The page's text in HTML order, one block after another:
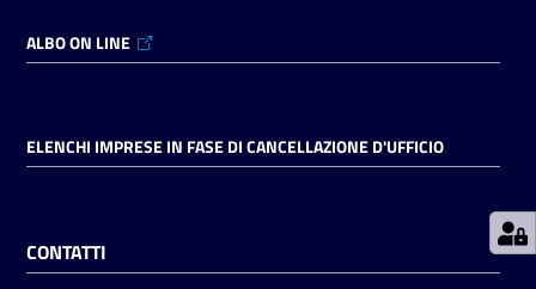
Prenotazioni
on line
on line
ALBO ON LINE
ELENCHI IMPRESE IN FASE DI CANCELLAZIONE D'UFFICIO
CONTATTI